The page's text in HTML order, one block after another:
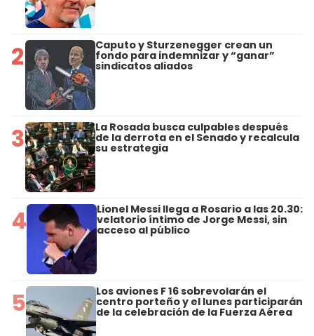
2 Caputo y Sturzenegger crean un
fondo para indemnizar y “ganar”
sindicatos aliados
3 La Rosada busca culpables después
de la derrota en el Senado y recalcula
su estrategia
4 Lionel Messi llega a Rosario a las 20.30:
velatorio íntimo de Jorge Messi, sin
acceso al público
5 Los aviones F 16 sobrevolarán el
centro porteño y el lunes participarán
de la celebración de la Fuerza Aérea